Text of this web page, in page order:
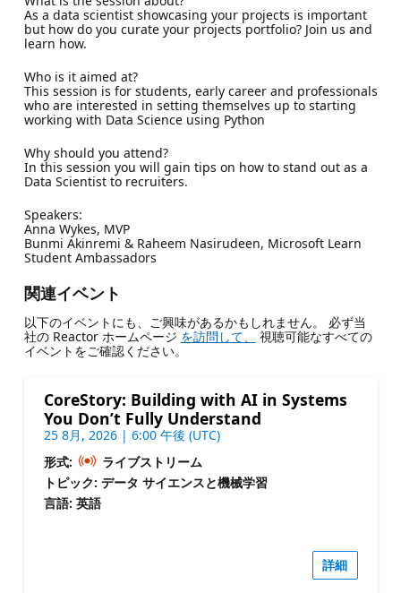
As a data scientist showcasing your projects is important
but how do you curate your projects portfolio? Join us and
learn how.
Who is it aimed at?
This session is for students, early career and professionals
who are interested in setting themselves up to starting
working with Data Science using Python
Why should you attend?
In this session you will gain tips on how to stand out as a
Data Scientist to recruiters.
Speakers:
Anna Wykes, MVP
Bunmi Akinremi & Raheem Nasirudeen, Microsoft Learn
Student Ambassadors
関連イベント
以下のイベントにも、ご興味があるかもしれません。 必ず当
社の Reactor ホームページ を訪問して、
視聴可能なすべての
イベントをご確認ください。
CoreStory: Building with AI in Systems
You Don’t Fully Understand
25 8月, 2026 | 6:00 午後 (UTC)
形式:
ライブストリーム
トピック: データ サイエンスと機械学習
言語: 英語
詳細